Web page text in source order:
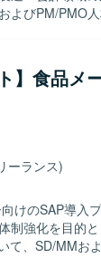
PM/PMO人材
行います。
整理・ドキュ
入など、複数
進行管理、課
整理していく
て、状況を整
品やクラウド
ョンです。 【ポジショ
ERP導入
D365未経験で
】食品
ーランス)
向けのSAP導
ております。 【作業内
て、SD/MMお